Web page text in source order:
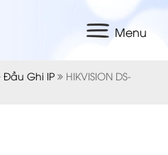
Menu
Đầu Ghi IP
HIKVISION DS-